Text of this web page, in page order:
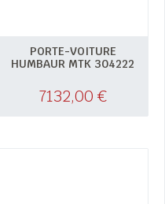
PORTE-VOITURE
HUMBAUR MTK 304222
7132,00 €